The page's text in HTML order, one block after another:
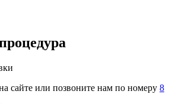
сайте или позвоните нам по номеру 8